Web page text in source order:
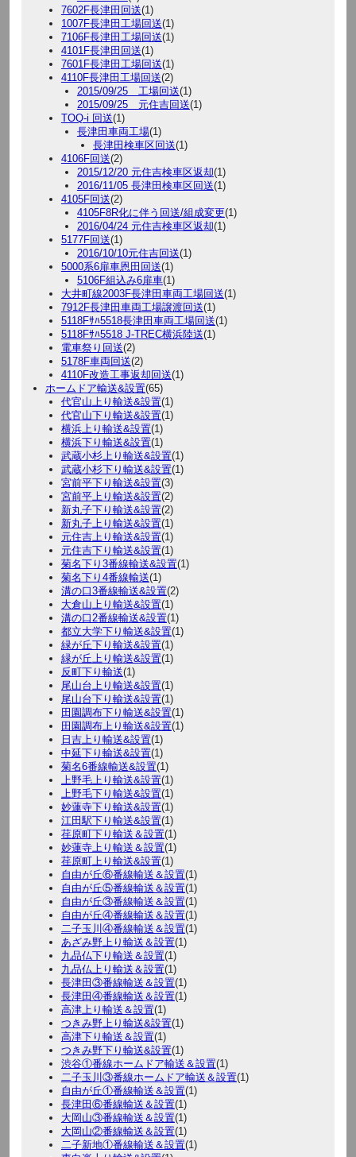
7602F長津田回送(1)
1007F長津田工場回送(1)
7106F長津田工場回送(1)
4101F長津田回送(1)
7601F長津田工場回送(1)
4110F長津田工場回送(2)
2015/09/25 工場回送(1)
2015/09/25 元住吉回送(1)
TOQ-i 回送(1)
長津田車両工場(1)
長津田検車区回送(1)
4106F回送(2)
2015/12/20 元住吉検車区返却(1)
2016/11/05 長津田検車区回送(1)
4105F回送(2)
4105F8R化に伴う回送/組成変更(1)
2016/04/24 元住吉検車区返却(1)
5177F回送(1)
2016/10/10元住吉回送(1)
5000系6扉車恩田回送(1)
5106F組込み6扉車(1)
大井町線2003F長津田車両工場回送(1)
7912F長津田車両工場譲渡回送(1)
5118Fｻﾊ5518長津田車両工場回送(1)
5118Fｻﾊ5518 J-TREC横浜陸送(1)
電車祭り回送(2)
5178F車両回送(2)
4110F改造工事返却回送(1)
ホームドア輸送&設置(65)
代官山上り輸送&設置(1)
代官山下り輸送&設置(1)
横浜上り輸送&設置(1)
横浜下り輸送&設置(1)
武蔵小杉上り輸送&設置(1)
武蔵小杉下り輸送&設置(1)
宮前平下り輸送&設置(3)
宮前平上り輸送&設置(2)
新丸子下り輸送&設置(2)
新丸子上り輸送&設置(1)
元住吉上り輸送&設置(1)
元住吉下り輸送&設置(1)
菊名下り3番線輸送&設置(1)
菊名下り4番線輸送(1)
溝の口3番線輸送&設置(2)
大倉山上り輸送&設置(1)
溝の口2番線輸送&設置(1)
都立大学下り輸送&設置(1)
緑が丘下り輸送&設置(1)
緑が丘上り輸送&設置(1)
反町下り輸送(1)
尾山台上り輸送&設置(1)
尾山台下り輸送&設置(1)
田園調布下り輸送&設置(1)
田園調布上り輸送&設置(1)
日吉上り輸送&設置(1)
中延下り輸送&設置(1)
菊名6番線輸送&設置(1)
上野毛上り輸送&設置(1)
上野毛下り輸送&設置(1)
妙蓮寺下り輸送&設置(1)
江田駅下り輸送&設置(1)
荏原町下り輸送＆設置(1)
妙蓮寺上り輸送＆設置(1)
荏原町上り輸送&設置(1)
自由が丘⑥番線輸送＆設置(1)
自由が丘⑤番線輸送＆設置(1)
自由が丘③番線輸送＆設置(1)
自由が丘④番線輸送＆設置(1)
二子玉川④番線輸送＆設置(1)
あざみ野上り輸送＆設置(1)
九品仏下り輸送＆設置(1)
九品仏上り輸送＆設置(1)
長津田③番線輸送＆設置(1)
長津田④番線輸送＆設置(1)
高津上り輸送＆設置(1)
つきみ野上り輸送&設置(1)
高津下り輸送＆設置(1)
つきみ野下り輸送&設置(1)
渋谷①番線ホームドア輸送＆設置(1)
二子玉川③番線ホームドア輸送＆設置(1)
自由が丘①番線輸送＆設置(1)
長津田⑥番線輸送＆設置(1)
大岡山③番線輸送＆設置(1)
大岡山②番線輸送＆設置(1)
二子新地①番線輸送＆設置(1)